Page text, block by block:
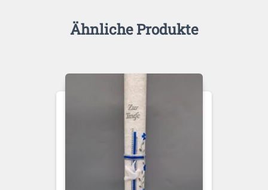
Ähnliche Produkte